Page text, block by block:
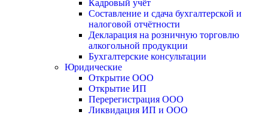
Кадровый учёт
Составление и сдача бухгалтерской и
налоговой отчётности
Декларация на розничную торговлю
алкогольной продукции
Бухгалтерские консультации
Юридические
Открытие ООО
Открытие ИП
Перерегистрация ООО
Ликвидация ИП и ООО